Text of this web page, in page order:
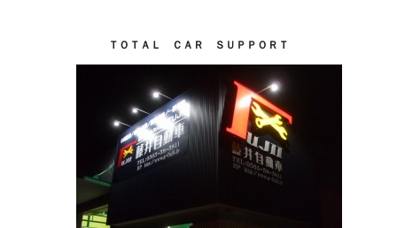
ＴＯＴＡＬ ＣＡＲ ＳＵＰＰＯＲＴ